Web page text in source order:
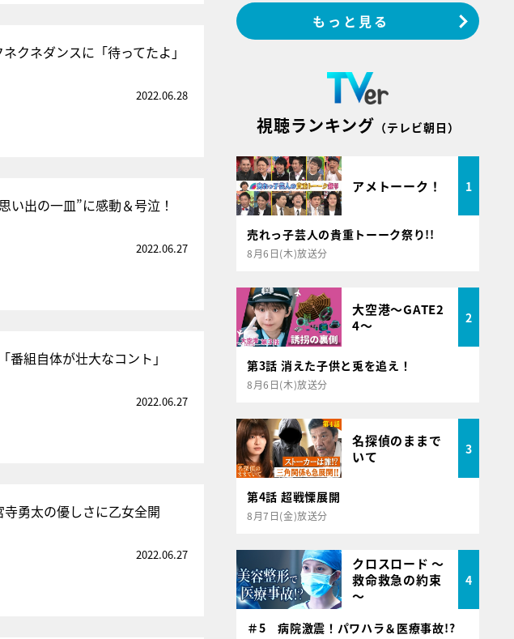
クネダンスに「待ってたよ」
2022.06.28
い出の一皿”に感動＆号泣！
2022.06.27
組自体が壮大なコント」
2022.06.27
勇太の優しさに乙女全開
2022.06.27
もっと見る
視聴ランキング （テレビ朝日）
アメトーーク！ 1
売れっ子芸人の貴重トーーク祭り!!
8月6日(木)放送分
大空港～GATE2
4～
2
第3話 消えた子供と兎を追え！
8月6日(木)放送分
名探偵のままで
いて
3
第4話 超戦慄展開
8月7日(金)放送分
クロスロード ～
救命救急の約束
～
4
＃5 病院激震！パワハラ＆医療事故!?